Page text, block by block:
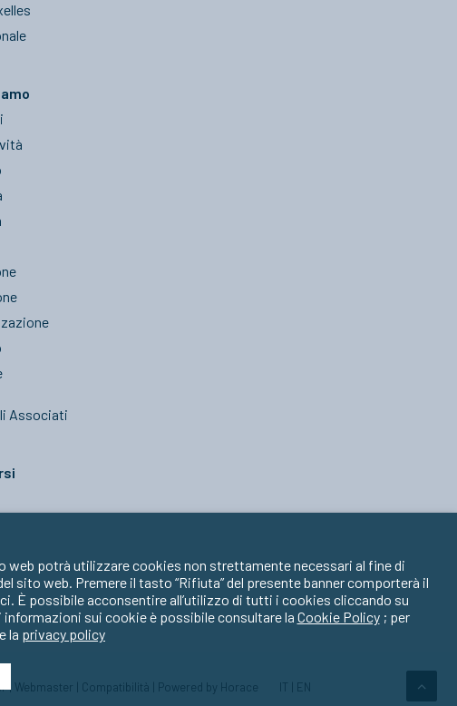
Associati
| Webmaster Compatibilità | Powered by Horace IT EN
potrà utilizzare cookies non strettamente necessari al fine di
sito web. Premere il tasto “Rifiuta” del presente banner comporterà il
È possibile acconsentire all’utilizzo di tutti i cookies cliccando su
informazioni sui cookie è possibile consultare la Cookie Policy; per
la privacy policy